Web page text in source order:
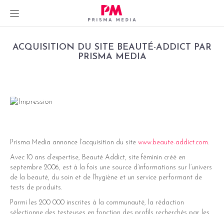
ACQUISITION DU SITE BEAUTÉ-ADDICT PAR
PRISMA MEDIA
Prisma Media annonce l’acquisition du site www.beaute-addict.com
Avec 10 ans d’expertise, Beauté Addict, site féminin créé en
septembre 2006, est à la fois une source d’informations sur l’univers
de la beauté, du soin et de l’hygiène et un service performant de
tests de produits.
Parmi les 200 000 inscrites à la communauté, la rédaction
sélectionne des testeuses en fonction des profils recherchés par les